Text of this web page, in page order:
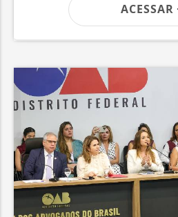
ACESSAR